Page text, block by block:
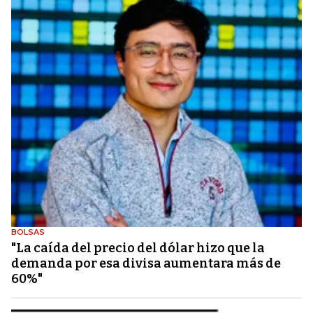
BOLSAS
"La caída del precio del dólar hizo que la
demanda por esa divisa aumentara más de
60%"